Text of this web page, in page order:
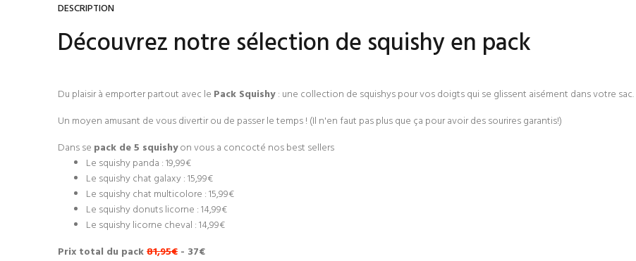
DESCRIPTION
Découvrez notre sélection de squishy en pack
Du plaisir à emporter partout avec le Pack Squishy: une collection de squishys pour vos doigts qui se glissent aisément dans votre sac.
Un moyen amusant de vous divertir ou de passer le temps ! (Il n'en faut pas plus que ça pour avoir des sourires garantis!)
Dans se pack de 5 squishyon vous a concocté nos best sellers
Le squishy panda : 19,99€
Le squishy chat galaxy : 15,99€
Le squishy chat multicolore : 15,99€
Le squishy donuts licorne : 14,99€
Le squishy licorne cheval : 14,99€
Prix total du pack81,95€ - 37€